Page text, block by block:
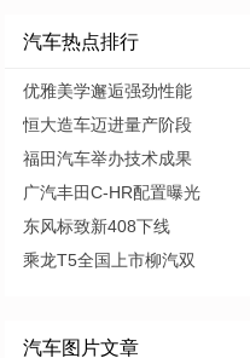
汽车热点排行
优雅美学邂逅强劲性能
恒大造车迈进量产阶段
福田汽车举办技术成果
广汽丰田C-HR配置曝光
东风标致新408下线
乘龙T5全国上市柳汽双
汽车图片文章